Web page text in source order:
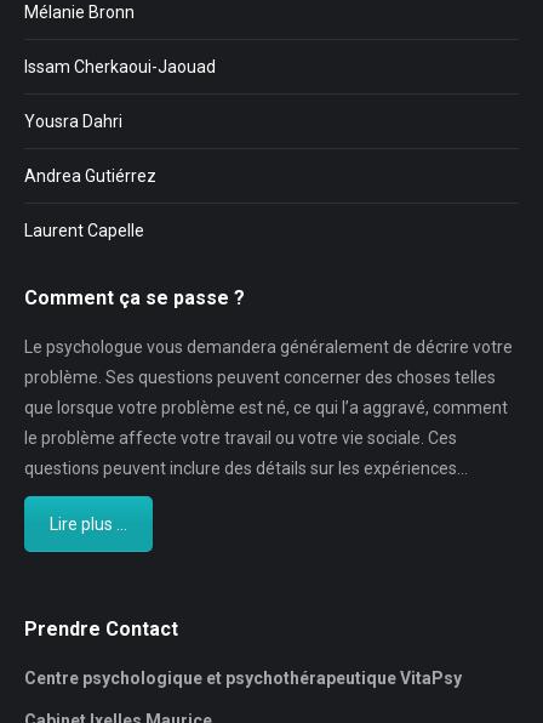
Mélanie Bronn
Issam Cherkaoui-Jaouad
Yousra Dahri
Andrea Gutiérrez
Laurent Capelle
Comment ça se passe ?
Le psychologue vous demandera généralement de décrire votre
problème. Ses questions peuvent concerner des choses telles
que lorsque votre problème est né, ce qui l’a aggravé, comment
le problème affecte votre travail ou votre vie sociale. Ces
questions peuvent inclure des détails sur les expériences…
Lire plus ...
Prendre Contact
Centre psychologique et psychothérapeutique VitaPsy